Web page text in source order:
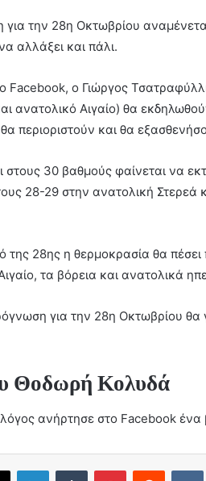
την 28η Οκτωβρίου
αλλάξει και πάλι.
Facebook, ο Γιώργος
ανατολικό Αιγαίο) θα
περιοριστούν και θα
στους 30 βαθμούς φαίνεται να
28-29 στην ανατολική
της 28ης η θερμοκρασία θα
τα βόρεια και ανατολικά
για την 28η Οκτωβρίου θα
Θοδωρή Κολυδά
ανήρτησε στο Facebook ένα
X LinkedInTumblr PinterestReddit